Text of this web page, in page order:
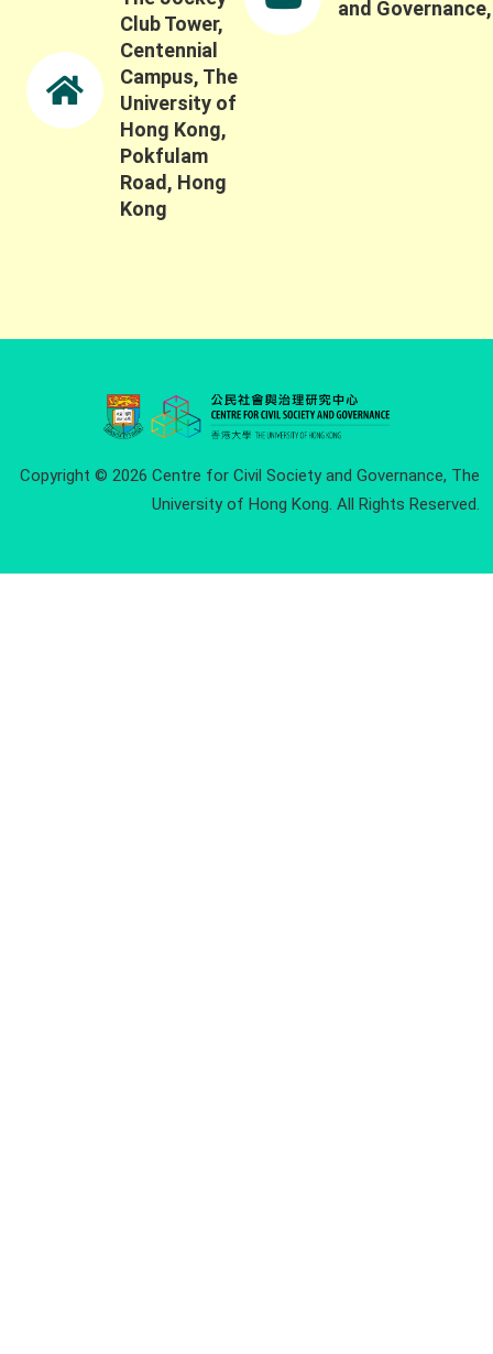
Club Tower,
Centennial
Campus, The
University of
Hong Kong,
Pokfulam
Road, Hong
Kong
and
Copyright © 2026 Centre for Civil Society and Governance, The
University of Hong Kong. All Rights Reserved.